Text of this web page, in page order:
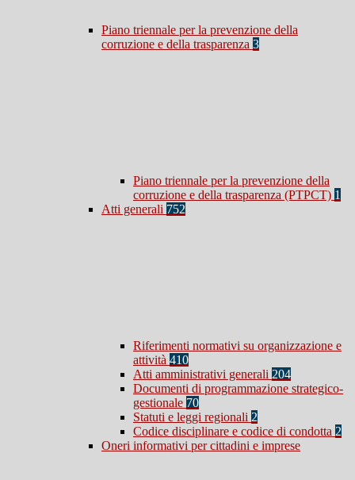
Piano triennale per la prevenzione della
corruzione e della trasparenza 3
Piano triennale per la prevenzione della
corruzione e della trasparenza (PTPCT) 1
Atti generali 752
Riferimenti normativi su organizzazione e
attività 410
Atti amministrativi generali 204
Documenti di programmazione strategico-
gestionale 70
Statuti e leggi regionali 2
Codice disciplinare e codice di condotta 2
Oneri informativi per cittadini e imprese